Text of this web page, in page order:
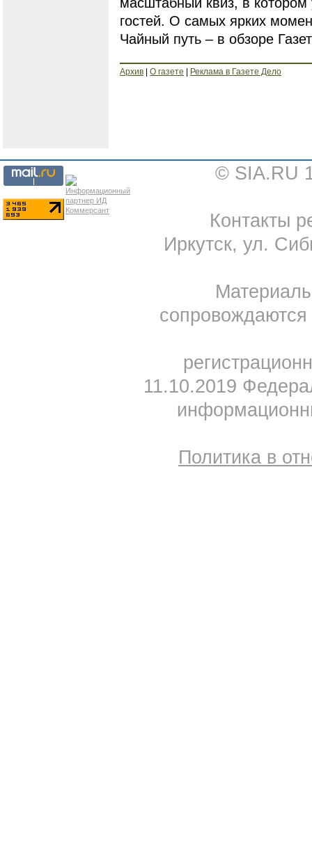
гостей. О самых ярких
Чайный путь – в обзоре
Архив О газете Реклама в Газете Дело
© SIA.RU
Контакты
Иркутск, ул.
11.10.2019
Политика в